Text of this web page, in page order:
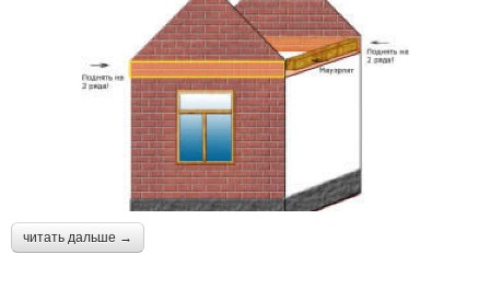
читать дальше →